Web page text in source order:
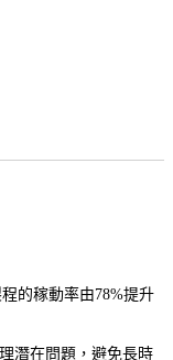
的稼動率由78%提升
潛在問題，避免長時